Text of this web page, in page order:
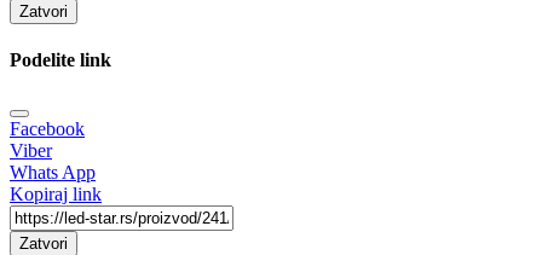
Zatvori
Podelite link
Facebook
Viber
Whats App
Kopiraj link
Zatvori